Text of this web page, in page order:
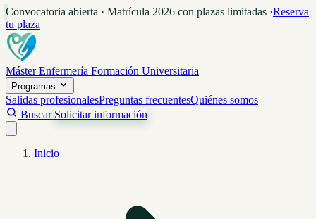
Convocatoria abierta · Matrícula 2026 con plazas limitadas ·Reserva
tu plaza
Máster Enfermería Formación Universitaria
Programas
Salidas profesionalesPreguntas frecuentesQuiénes somos
Buscar Solicitar información
Inicio